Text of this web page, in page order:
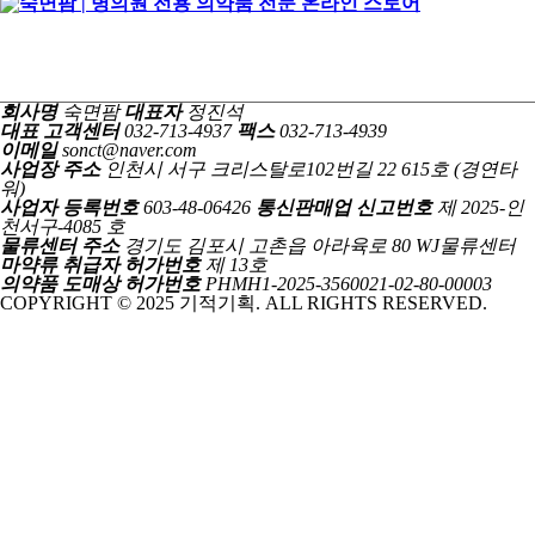
회사명숙면팜 대표자 정진석
대표 고객센터032-713-4937 팩스032-713-4939
이메일sonct@naver.com
사업장 주소 인천시 서구 크리스탈로102번길 22 615호 (경연타
워)
사업자 등록번호603-48-06426 통신판매업 신고번호제 2025-인
천서구-4085 호
물류센터 주소경기도 김포시 고촌읍 아라육로 80 WJ물류센터
마약류 취급자 허가번호제 13호
의약품 도매상 허가번호PHMH1-2025-3560021-02-80-00003
COPYRIGHT © 2025 기적기획. ALL RIGHTS RESERVED.